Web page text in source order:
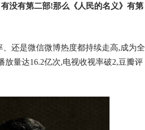
没有第二部!那么《人民的名义》有第
还是微信微博热度都持续走高,成为全
放量达16.2亿次,电视收视率破2,豆瓣评